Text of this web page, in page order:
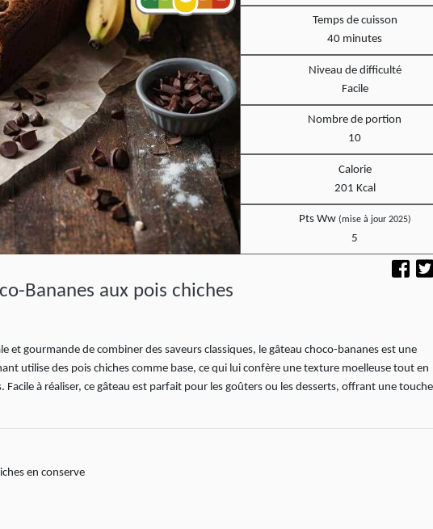
Temps de cuisson
40 minutes
Niveau de difficulté
Facile
Nombre de portion
10
Calorie
201 Kcal
Pts Ww (mise à jour 2025)
5
Bananes aux pois chiches
et gourmande de combiner des saveurs classiques, le gâteau choco-bananes est une
utilise des pois chiches comme base, ce qui lui confère une texture moelleuse tout en
à réaliser, ce gâteau est parfait pour les goûters ou les desserts, offrant une touche
en conserve